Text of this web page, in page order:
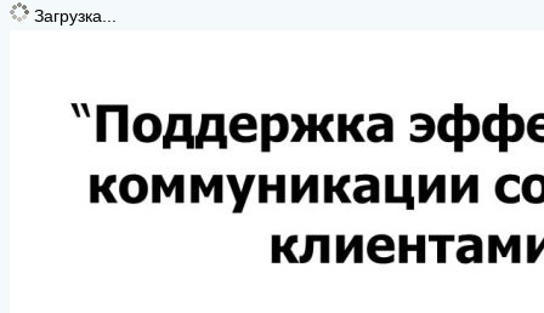
Загрузка...